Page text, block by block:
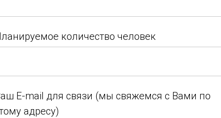
Итоги 2026 (28.03.26)
Номинация Возраст
количество человек
E-mail для связи (мы свяжемся с Вами по
адресу)